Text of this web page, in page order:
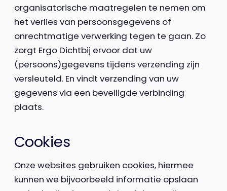
organisatorische maatregelen te nemen om
het verlies van persoonsgegevens of
onrechtmatige verwerking tegen te gaan. Zo
zorgt Ergo Dichtbij ervoor dat uw
(persoons)gegevens tijdens verzending zijn
versleuteld. En vindt verzending van uw
gegevens via een beveiligde verbinding
plaats.
Cookies
Onze websites gebruiken cookies, hiermee
kunnen we bijvoorbeeld informatie opslaan